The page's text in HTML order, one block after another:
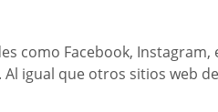
como Facebook, Instagram,
igual que otros sitios web